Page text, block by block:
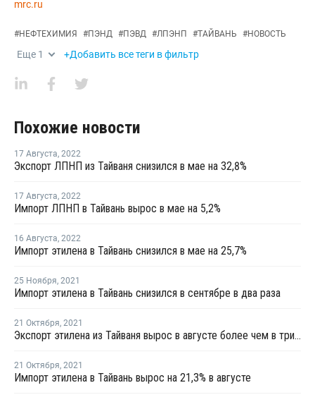
mrc.ru
#НЕФТЕХИМИЯ #ПЭНД #ПЭВД #ЛПЭНП #ТАЙВАНЬ #НОВОСТЬ
Еще 1 +Добавить все теги в фильтр
Похожие новости
17 Августа, 2022
Экспорт ЛПНП из Тайваня снизился в мае на 32,8%
17 Августа, 2022
Импорт ЛПНП в Тайвань вырос в мае на 5,2%
16 Августа, 2022
Импорт этилена в Тайвань снизился в мае на 25,7%
25 Ноября, 2021
Импорт этилена в Тайвань снизился в сентябре в два раза
21 Октября, 2021
Экспорт этилена из Тайваня вырос в августе более чем в три раза
21 Октября, 2021
Импорт этилена в Тайвань вырос на 21,3% в августе